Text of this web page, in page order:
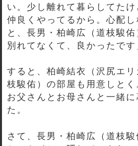
い。少し離れて暮らしてたけ
仲良くやってるから。心配
と、長男・柏崎広（道枝駿佑
別れてなくて、良かったです
すると、柏崎結衣（沢尻エ
枝駿佑）の部屋も用意しとく
お父さんとお母さんと一緒
た。
さて、長男・柏崎広（道枝